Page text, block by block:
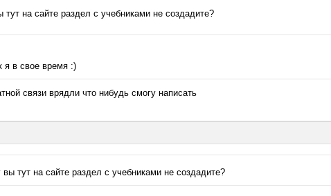
на сайте раздел с учебниками не создадите?
я в свое время :)
связи врядли что нибудь смогу написать
тут на сайте раздел с учебниками не создадите?